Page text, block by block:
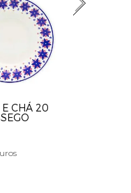
CHÁ 20